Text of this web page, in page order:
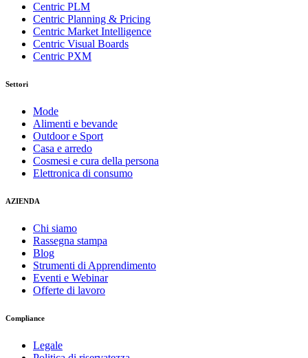
Centric PLM
Centric Planning & Pricing
Centric Market Intelligence
Centric Visual Boards
Centric PXM
Settori
Mode
Alimenti e bevande
Outdoor e Sport
Casa e arredo
Cosmesi e cura della persona
Elettronica di consumo
AZIENDA
Chi siamo
Rassegna stampa
Blog
Strumenti di Apprendimento
Eventi e Webinar
Offerte di lavoro
Compliance
Legale